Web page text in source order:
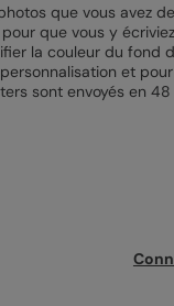
que vous avez
que vous y
la couleur du fond
et
sont envoyés en